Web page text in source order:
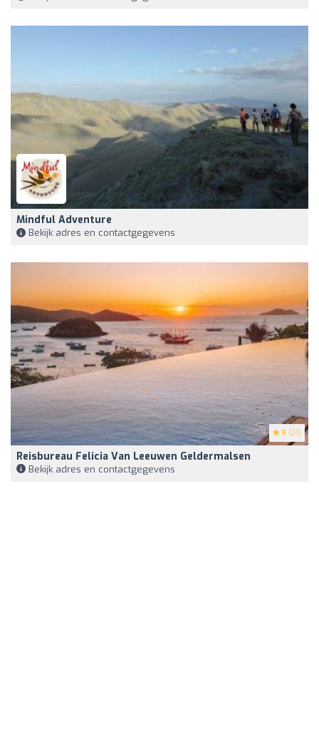
Mindful Adventure
Bekijk adres en contactgegevens
5 (21)
Reisbureau Felicia Van Leeuwen Geldermalsen
Bekijk adres en contactgegevens